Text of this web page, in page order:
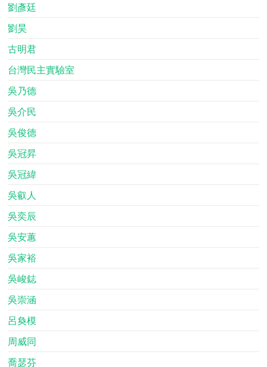
劉彥廷
劉昊
古明君
台灣民主實驗室
吳乃德
吳介民
吳俊德
吳冠昇
吳冠緯
吳叡人
吳奕辰
吳安蕙
吳家裕
吳峻鋕
吳崇涵
呂奐模
周威同
喬瑟芬